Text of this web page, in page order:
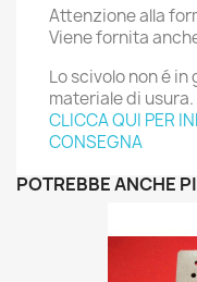
Attenzione alla
Viene fornita
Lo scivolo non é
materiale di usura.
CLICCA QUI PER
CONSEGNA
POTREBBE ANCHE